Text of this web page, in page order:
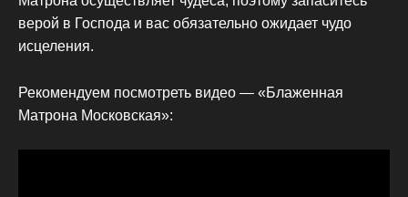
верой в Господа и вас обязательно ожидает чудо
исцеления.
Рекомендуем посмотреть видео — «Блаженная
Матрона Московская»: